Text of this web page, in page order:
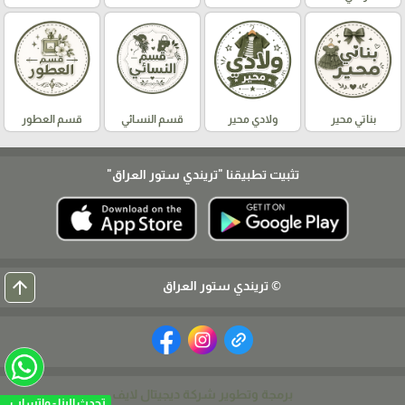
بناتي محير ولادي محير قسم النسائي قسم العطور
تثبيت تطبيقنا "تريندي ستور العراق"
© تريندي ستور العراق arrow_upward
برمجة وتطوير شركة ديجيتال لايف